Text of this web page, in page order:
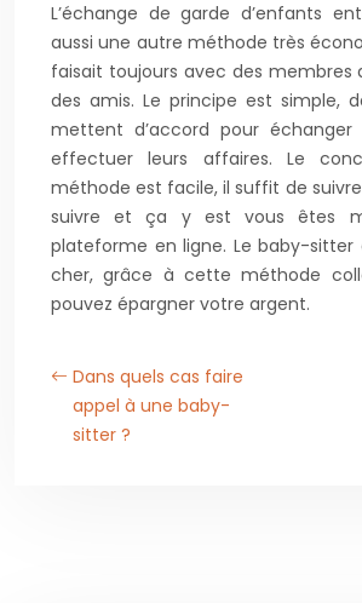
L’échange de garde d’enfants
aussi une autre méthode très
faisait toujours avec des membres
des amis. Le principe est simple,
mettent d’accord pour
effectuer leurs affaires. Le
méthode est facile, il suffit de
suivre et ça y est vous êtes
plateforme en ligne. Le baby-sitter
cher, grâce à cette méthode
pouvez épargner votre argent.
Dans quels cas faire
appel à une baby-
sitter ?